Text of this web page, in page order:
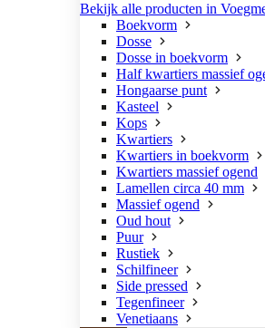
Bekijk alle producten in
Boekvorm
Dosse
Dosse in boekvorm
Half kwartiers massief
Hongaarse punt
Kasteel
Kops
Kwartiers
Kwartiers in boekvorm
Kwartiers massief ogend
Lamellen circa 40 mm
Massief ogend
Oud hout
Puur
Rustiek
Schilfineer
Side pressed
Tegenfineer
Venetiaans